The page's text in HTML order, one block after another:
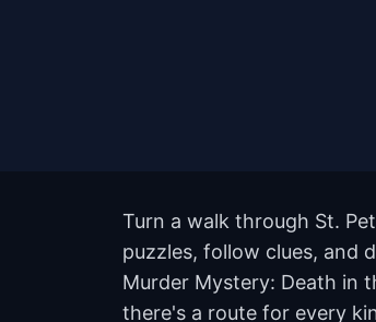
Turn a walk through St.
puzzles, follow clues, and
Murder Mystery: Death in
there's a route for every